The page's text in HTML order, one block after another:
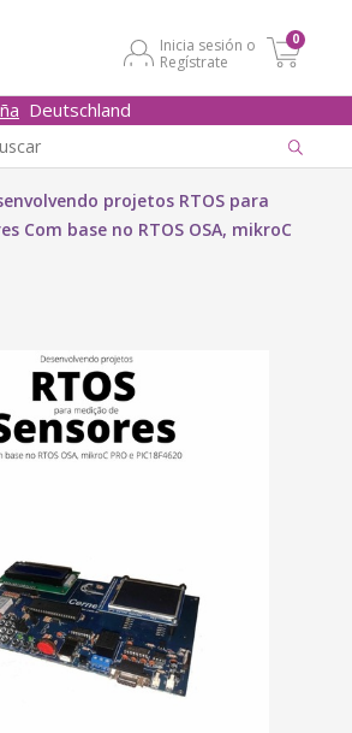
Inicia sesión o
Regístrate
0
Deutschland
projetos RTOS para
Com base no RTOS OSA, mikroC